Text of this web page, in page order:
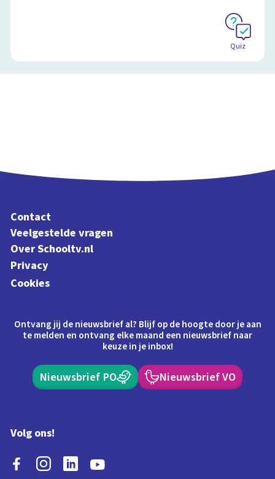
Quiz
Contact
Veelgestelde vragen
Over Schooltv.nl
Privacy
Cookies
Ontvang jij de nieuwsbrief al? Blijf op de hoogte door je aan
te melden en ontvang elke maand een nieuwsbrief naar
keuze in je inbox!
Nieuwsbrief PO Nieuwsbrief VO
Volg ons!